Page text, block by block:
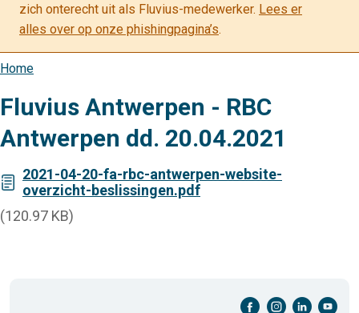
zich onterecht uit als Fluvius-medewerker. Lees er
alles over op onze phishingpagina’s.
Kruimelpad
Home
Fluvius Antwerpen - RBC
Antwerpen dd. 20.04.2021
2021-04-20-fa-rbc-antwerpen-website-
overzicht-beslissingen.pdf
(120.97 KB)
facebook-cirkel instagram-cirkel linkedin-cirkel youtube-cirkel